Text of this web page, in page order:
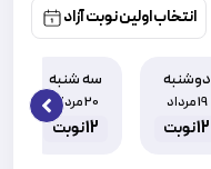
انتخاب اولین نوبت آزاد
دوشنبه
19 مرداد
12نوبت
سه شنبه
20 مرداد
12نوبت